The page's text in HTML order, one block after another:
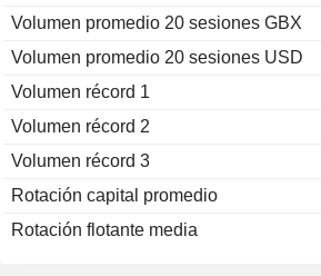
Volumen promedio 20 sesiones GBX
Volumen promedio 20 sesiones USD
Volumen récord 1
Volumen récord 2
Volumen récord 3
Rotación capital promedio
Rotación flotante media